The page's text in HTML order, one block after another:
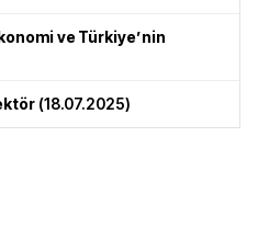
ve Türkiye’nin
(18.07.2025)